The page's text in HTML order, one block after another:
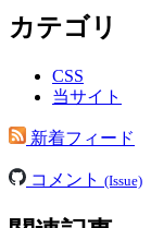
カテゴリ
CSS
当サイト
新着フィード
コメント (Issue)